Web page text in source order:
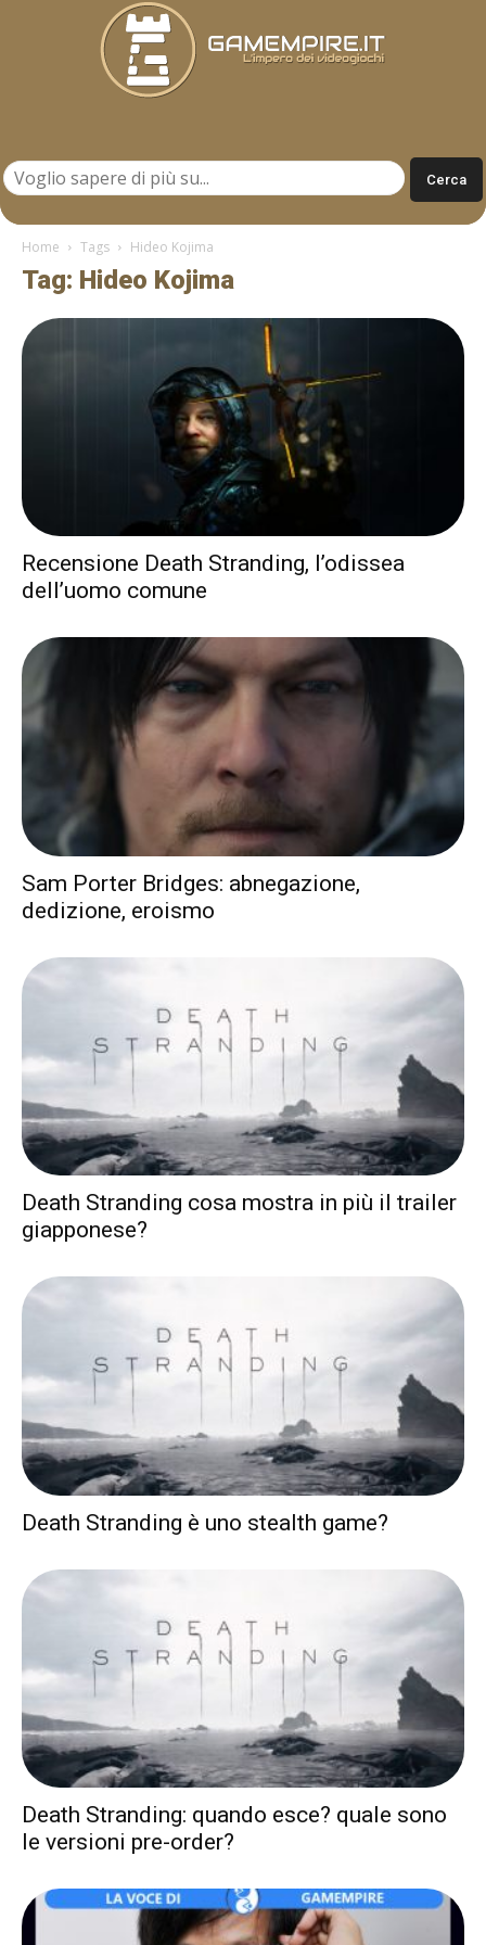
Home Tags Hideo Kojima
Tag: Hideo Kojima
Recensione Death Stranding, l’odissea
dell’uomo comune
Sam Porter Bridges: abnegazione,
dedizione, eroismo
Death Stranding cosa mostra in più il trailer
giapponese?
Death Stranding è uno stealth game?
Death Stranding: quando esce? quale sono
le versioni pre-order?